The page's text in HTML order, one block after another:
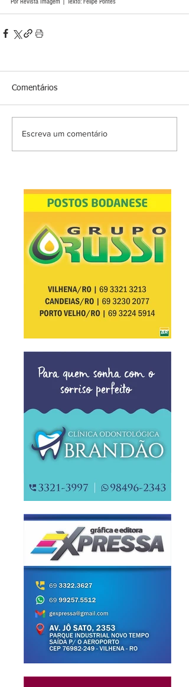
Comentários
Escreva um comentário